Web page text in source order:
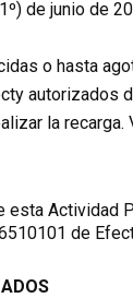
de junio de
o hasta
autorizados
la recarga.
esta Actividad
de